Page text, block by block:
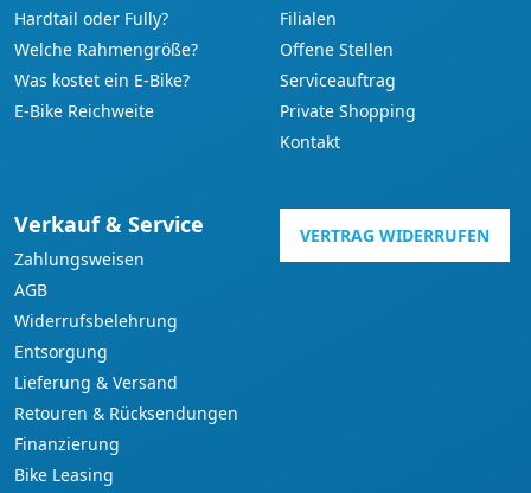
Hardtail oder Fully?
Welche Rahmengröße?
Was kostet ein E-Bike?
E-Bike Reichweite
Filialen
Offene Stellen
Serviceauftrag
Private Shopping
Kontakt
Verkauf & Service
Zahlungsweisen
AGB
Widerrufsbelehrung
Entsorgung
Lieferung & Versand
Retouren & Rücksendungen
Finanzierung
Bike Leasing
VERTRAG WIDERRUFEN